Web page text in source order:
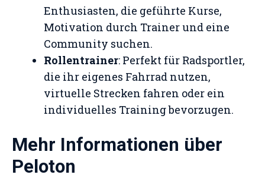
Enthusiasten, die geführte Kurse,
Motivation durch Trainer und eine
Community suchen.
Rollentrainer: Perfekt für Radsportler,
die ihr eigenes Fahrrad nutzen,
virtuelle Strecken fahren oder ein
individuelles Training bevorzugen.
Mehr Informationen über
Peloton